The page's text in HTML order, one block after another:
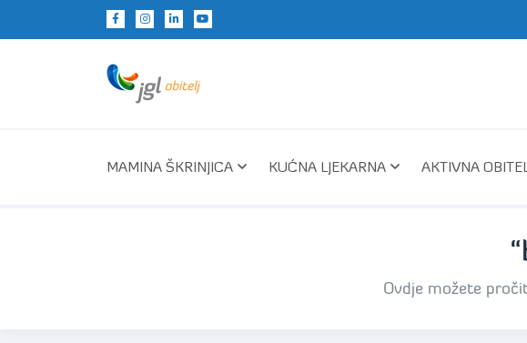
MAMINA ŠKRINJICA KUĆNA LJEKARNA AKTIVNA
Ovdje možete